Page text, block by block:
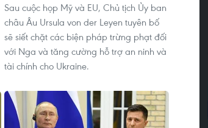
Sau cuộc họp Mỹ và EU, Chủ tịch Ủy ban
châu Âu Ursula von der Leyen tuyên bố
sẽ siết chặt các biện pháp trừng phạt đối
với Nga và tăng cường hỗ trợ an ninh và
tài chính cho Ukraine.